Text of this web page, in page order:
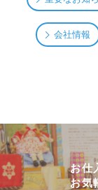
会社情報
お仕
お気